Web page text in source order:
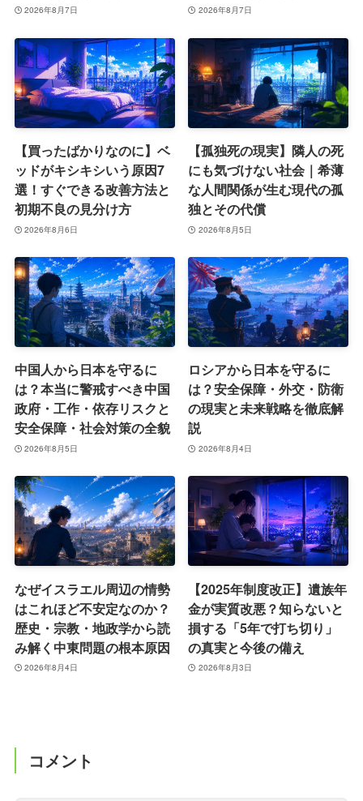
2026年8月7日 2026年8月7日
【買ったばかりなのに】ベ
ッドがキシキシいう原因7
選！すぐできる改善方法と
初期不良の見分け方
2026年8月6日
【孤独死の現実】隣人の死
にも気づけない社会｜希薄
な人間関係が生む現代の孤
独とその代償
2026年8月5日
中国人から日本を守るに
は？本当に警戒すべき中国
政府・工作・依存リスクと
安全保障・社会対策の全貌
2026年8月5日
ロシアから日本を守るに
は？安全保障・外交・防衛
の現実と未来戦略を徹底解
説
2026年8月4日
なぜイスラエル周辺の情勢
はこれほど不安定なのか？
歴史・宗教・地政学から読
み解く中東問題の根本原因
2026年8月4日
【2025年制度改正】遺族年
金が実質改悪？知らないと
損する「5年で打ち切り」
の真実と今後の備え
2026年8月3日
コメント